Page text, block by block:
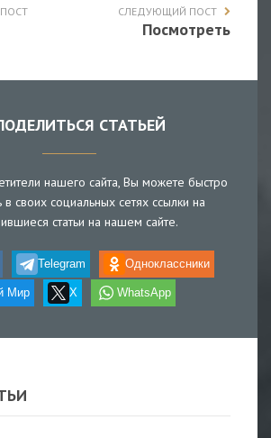
СЛЕДУЮЩИЙ ПОСТ
Посмотреть
СТАТЬЕЙ
нашего сайта, Вы можете быстро
в своих социальных сетях ссылки на
статьи на нашем сайте.
Telegram Одноклассники
Мир X WhatsApp